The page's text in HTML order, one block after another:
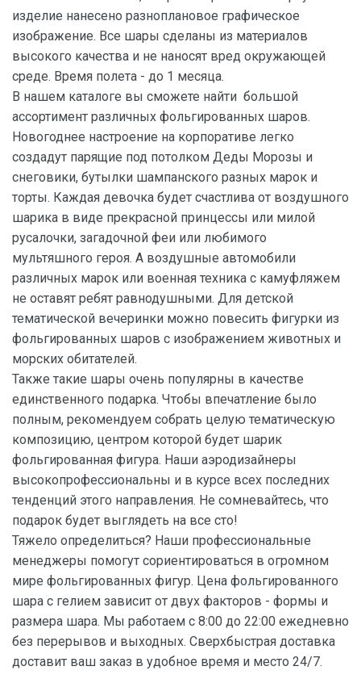
изделие нанесено разноплановое графическое
изображение. Все шары сделаны из материалов
высокого качества и не наносят вред окружающей
среде. Время полета - до 1 месяца.
В нашем каталоге вы сможете найти большой
ассортимент различных фольгированных шаров.
Новогоднее настроение на корпоративе легко
создадут парящие под потолком Деды Морозы и
снеговики, бутылки шампанского разных марок и
торты. Каждая девочка будет счастлива от воздушного
шарика в виде прекрасной принцессы или милой
русалочки, загадочной феи или любимого
мультяшного героя. А воздушные автомобили
различных марок или военная техника с камуфляжем
не оставят ребят равнодушными. Для детской
тематической вечеринки можно повесить фигурки из
фольгированных шаров с изображением животных и
морских обитателей.
Также такие шары очень популярны в качестве
единственного подарка. Чтобы впечатление было
полным, рекомендуем собрать целую тематическую
композицию, центром которой будет шарик
фольгированная фигура. Наши аэродизайнеры
высокопрофессиональны и в курсе всех последних
тенденций этого направления. Не сомневайтесь, что
подарок будет выглядеть на все сто!
Тяжело определиться? Наши профессиональные
менеджеры помогут сориентироваться в огромном
мире фольгированных фигур. Цена фольгированного
шара с гелием зависит от двух факторов - формы и
размера шара. Мы работаем с 8:00 до 22:00 ежедневно
без перерывов и выходных. Сверхбыстрая доставка
доставит ваш заказ в удобное время и место 24/7.